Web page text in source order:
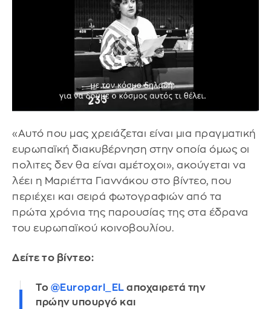
«Αυτό που μας χρειάζεται είναι μια πραγματική
ευρωπαϊκή διακυβέρνηση στην οποία όμως οι
πολιτες δεν θα είναι αμέτοχοι», ακούγεται να
λέει η Μαριέττα Γιαννάκου στο βίντεο, που
περιέχει και σειρά φωτογραφιών από τα
πρώτα χρόνια της παρουσίας της στα έδρανα
του ευρωπαϊκού κοινοβουλίου.
Δείτε το βίντεο:
To @Europarl_EL αποχαιρετά την
πρώην υπουργό και